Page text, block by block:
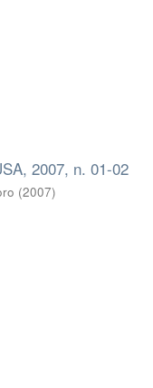
2007, n. 01-02
(2007)